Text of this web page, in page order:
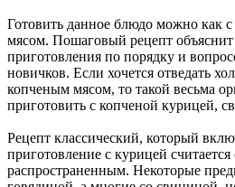
Готовить данное блюдо можно как
мясом. Пошаговый рецепт объяснит
приготовления по порядку и
новичков. Если хочется отведать
копченым мясом, то такой весьма
приготовить с копченой курицей,
Рецепт классический, который
приготовление с курицей
распространенным. Некоторые